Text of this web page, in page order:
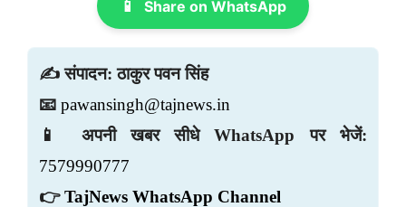
📱 Share on WhatsApp
✍️ संपादन: ठाकुर पवन सिंह
📧 pawansingh@tajnews.in
📱 अपनी खबर सीधे WhatsApp पर भेजें:
7579990777
👉 TajNews WhatsApp Channel